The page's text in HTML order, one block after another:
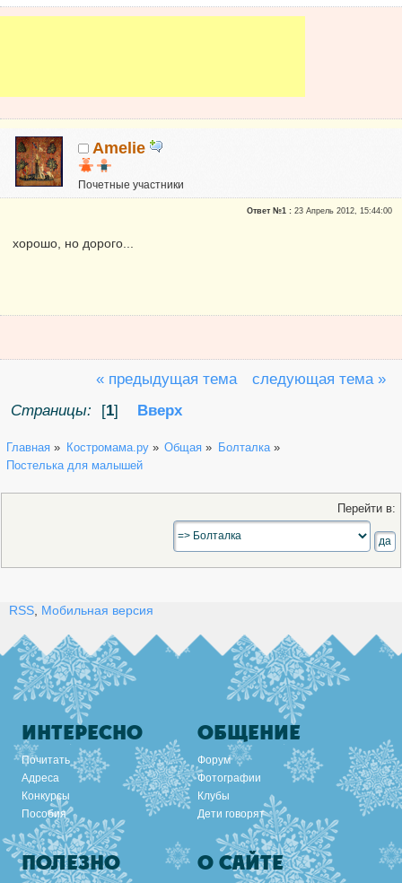
Amelie
Почетные участники
Сказали "Спасибо": 3
Ответ №1 :23 Апрель 2012, 15:44:00
хорошо, но дорого...
« предыдущая тема
следующая тема »
Страницы:
[1] Вверх
Главная » Костромама.ру» Общая » Болталка»
Постелька для малышей
Перейти в:
RSS Мобильная версия
ИНТЕРЕСНО
Почитать
Адреса
Конкурсы
Пособия
ОБЩЕНИЕ
Форум
Фотографии
Клубы
Дети говорят
ПОЛЕЗНО О САЙТЕ